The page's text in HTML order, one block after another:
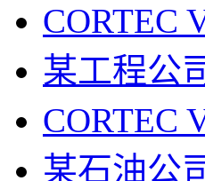
CORTEC
某工程公
CORTEC
某石油公